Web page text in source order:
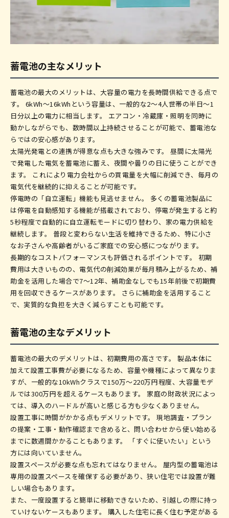
蓄電池の主なメリット
蓄電池の最大のメリットは、大容量の電力を長時間供給できる点で
す。 6kWh〜16kWhという容量は、一般的な2〜4人世帯の半日〜1
日分以上の電力に相当します。 エアコン・冷蔵庫・照明を同時に
動かしながらでも、数時間以上持続させることが可能で、蓄電池な
らではの安心感があります。
太陽光発電との連携が得意な点も大きな強みです。 昼間に太陽光
で発電した電気を蓄電池に蓄え、夜間や曇りの日に使うことができ
ます。 これにより電力会社からの買電量を大幅に削減でき、毎月の
電気代を継続的に抑えることが可能です。
停電時の「自立運転」機能も見逃せません。 多くの蓄電池製品に
は停電を自動感知する機能が搭載されており、停電が発生すると約
5秒程度で自動的に自立運転モードに切り替わり、家の電力供給を
継続します。 普段と変わらない生活を維持できるため、特に小さ
なお子さんや高齢者がいるご家庭での安心感につながります。
長期的なコストパフォーマンスも評価されるポイントです。 初期
費用は大きいものの、電気代の削減効果が毎月積み上がるため、補
助金を活用した場合で7〜12年、補助金なしでも15年前後で初期費
用を回収できるケースがあります。 さらに補助金を活用すること
で、実質的な負担を大きく減らすことも可能です。
蓄電池の主なデメリット
蓄電池の最大のデメリットは、初期費用の高さです。 製品本体に
加えて設置工事費が必要になるため、容量や機種によって異なりま
すが、一般的な10kWhクラスで150万〜220万円程度、大容量モデ
ルでは300万円を超えるケースもあります。 家庭の財政状況によっ
ては、導入のハードルが高いと感じる方も少なくありません。
設置工事に時間がかかる点もデメリットです。 現地調査・プラン
の提案・工事・動作確認まで含めると、問い合わせから使い始める
までに数週間かかることもあります。 「すぐに使いたい」という
方には向いていません。
設置スペースが必要な点も忘れてはなりません。 屋内型の蓄電池は
専用の設置スペースを確保する必要があり、狭い住宅では設置が難
しい場合もあります。
また、一度設置すると簡単に移動できないため、引越しの際に持っ
ていけないケースもあります。 購入した住宅に長く住む予定がある